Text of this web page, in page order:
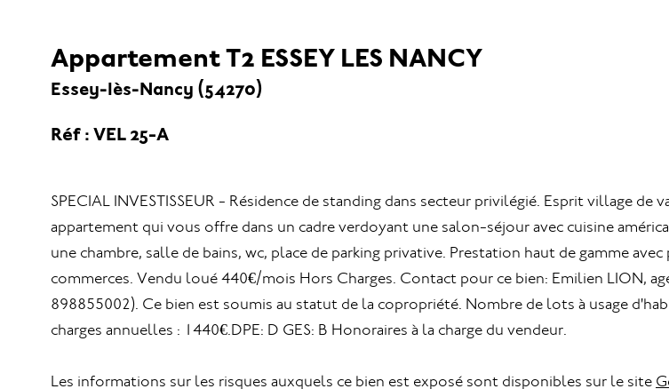
Appartement T2 ESSEY LES NANCY
Essey-lès-Nancy (54270)
Réf : VEL 25-A
SPECIAL INVESTISSEUR - Résidence de standing dans secteur privilégié. Esprit village de
appartement qui vous offre dans un cadre verdoyant une salon-séjour avec cuisine
une chambre, salle de bains, wc, place de parking privative. Prestation haut de gamme
commerces. Vendu loué 440€/mois Hors Charges. Contact pour ce bien: Emilien LION,
898855002). Ce bien est soumis au statut de la copropriété. Nombre de lots à usage
charges annuelles : 1440€.DPE: D GES: B Honoraires à la charge du vendeur.
Les informations sur les risques auxquels ce bien est exposé sont disponibles sur le site